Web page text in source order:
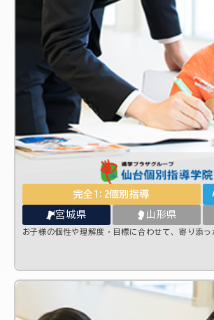
完全1:2個別指導
宮城県 山形県
お子様の個性や理解度・目標に合わせて、寄り添っ